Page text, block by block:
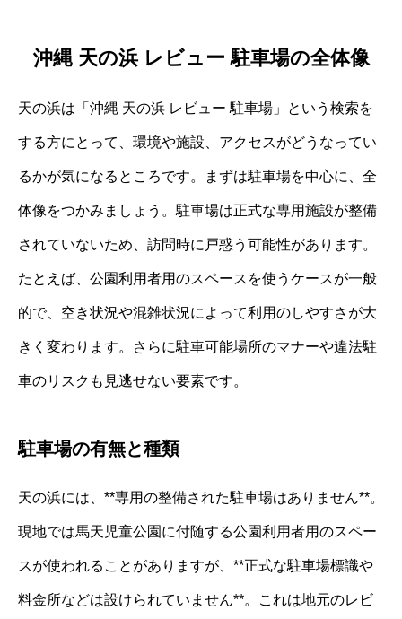
沖縄 天の浜 レビュー 駐車場の全体像
天の浜は「沖縄 天の浜 レビュー 駐車場」という検索を
する方にとって、環境や施設、アクセスがどうなってい
るかが気になるところです。まずは駐車場を中心に、全
体像をつかみましょう。駐車場は正式な専用施設が整備
されていないため、訪問時に戸惑う可能性があります。
たとえば、公園利用者用のスペースを使うケースが一般
的で、空き状況や混雑状況によって利用のしやすさが大
きく変わります。さらに駐車可能場所のマナーや違法駐
車のリスクも見逃せない要素です。
駐車場の有無と種類
天の浜には、**専用の整備された駐車場はありません**。
現地では馬天児童公園に付随する公園利用者用のスペー
スが使われることがありますが、**正式な駐車場標識や
料金所などは設けられていません**。これは地元のレビ